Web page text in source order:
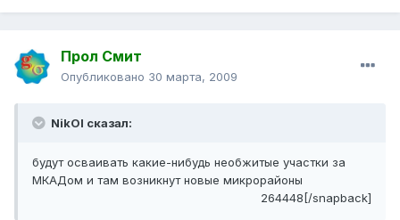
Прол Смит
Опубликовано 30 марта, 2009
NikOl сказал:
будут осваивать какие-нибудь необжитые участки за
МКАДом и там возникнут новые микрорайоны
264448[/snapback]